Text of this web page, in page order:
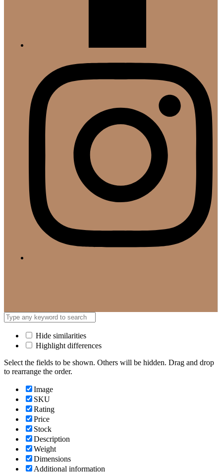
Hide similarities
Highlight differences
Select the fields to be shown. Others will be hidden. Drag and drop
to rearrange the order.
Image
SKU
Rating
Price
Stock
Description
Weight
Dimensions
Additional information